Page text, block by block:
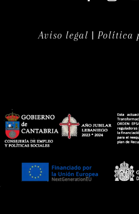
Aviso legal Política